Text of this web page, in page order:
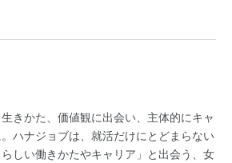
きかた、価値観に出会い、主体的にキャ
ハナジョブは、就活だけにとどまらない
らしい働きかたやキャリア」と出会う、女